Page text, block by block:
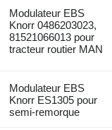
Modulateur EBS
Knorr 0486203023,
81521066013 pour
tracteur routier MAN
Modulateur EBS
Knorr ES1305 pour
semi-remorque